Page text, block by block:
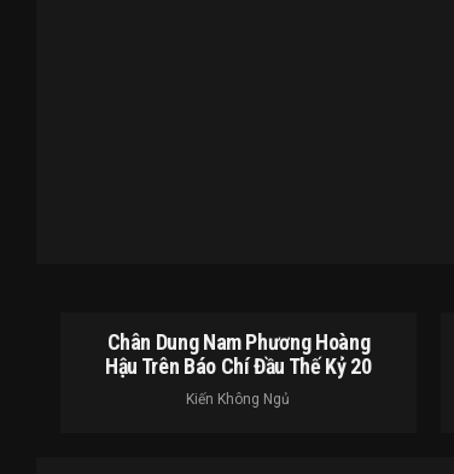
Chân Dung Nam Phương Hoàng
Hậu Trên Báo Chí Đầu Thế Kỷ 20
Kiến Không Ngủ